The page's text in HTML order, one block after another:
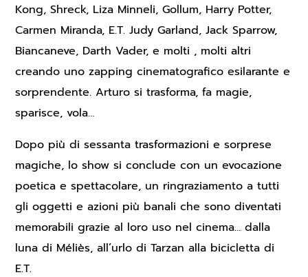
Kong, Shreck, Liza Minneli, Gollum, Harry Potter,
Carmen Miranda, E.T. Judy Garland, Jack Sparrow,
Biancaneve, Darth Vader, e molti , molti altri
creando uno zapping cinematografico esilarante e
sorprendente. Arturo si trasforma, fa magie,
sparisce, vola…
Dopo più di sessanta trasformazioni e sorprese
magiche, lo show si conclude con un evocazione
poetica e spettacolare, un ringraziamento a tutti
gli oggetti e azioni più banali che sono diventati
memorabili grazie al loro uso nel cinema… dalla
luna di Méliès, all’urlo di Tarzan alla bicicletta di
E.T.